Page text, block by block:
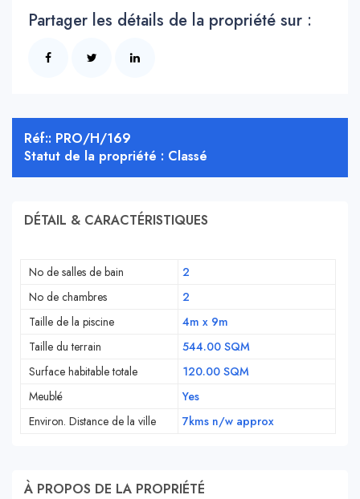
Partager les détails de la propriété sur :
Réf:: PRO/H/169
Statut de la propriété : Classé
DÉTAIL & CARACTÉRISTIQUES
No de salles de bain
2
No de chambres
2
Taille de la piscine
4m x 9m
Taille du terrain
544.00 SQM
Surface habitable totale
120.00 SQM
Meublé
Yes
Environ. Distance de la ville
7kms n/w approx
À PROPOS DE LA PROPRIÉTÉ